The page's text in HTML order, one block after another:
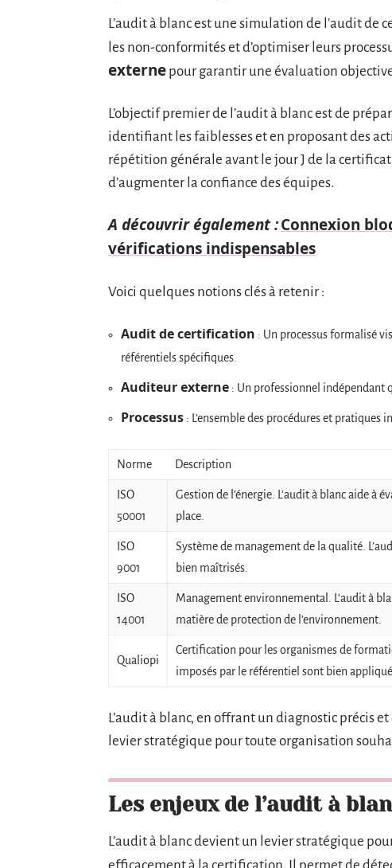
L’audit à blanc est une simulation de l’audit
les non-conformités et d’optimiser leurs
externe pour garantir une évaluation
L’objectif premier de l’audit à blanc est de
identifiant les faiblesses et en proposant des
répétition générale avant le jour J de la
d’augmenter la confiance des équipes.
A découvrir également :Connexion
vérifications indispensables
Voici quelques notions clés à retenir :
Audit de certification : Un processus formalisé
référentiels spécifiques.
Auditeur externe : Un professionnel indépendant
Processus : L’ensemble des procédures et pratiques
Norme Description
ISO
50001
Gestion de l’énergie. L’audit à blanc aide à
place.
ISO
9001
Système de management de la qualité.
bien maîtrisés.
ISO
14001
Management environnemental. L’audit à
matière de protection de l’environnement.
Qualiopi
Certification pour les organismes de
imposés par le référentiel sont bien
L’audit à blanc, en offrant un diagnostic précis
levier stratégique pour toute organisation
Les enjeux de l’audit à
L’audit à blanc devient un levier stratégique